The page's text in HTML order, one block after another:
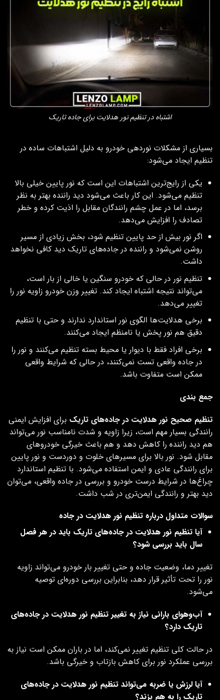
اشتباه در تنظیم نور هدلایت برای جاده‌ تاریک
بسیاری از مشکلات نوردهی خودرو به دلیل اشتباهات ساده در
تنظیم ایجاد می‌شود:
یکی از رایج‌ترین اشتباهات این است که نور پایین خیلی بالا
تنظیم می‌شود. این کار باعث می‌شود دید راننده بهتر به نظر
برسد، اما در عمل چشم رانندگان مقابل را اذیت کرده و خطر
تصادف را افزایش می‌دهد.
اگر نور بیش از حد پایین تنظیم شود، بخش زیادی از مسیر
روشن نمی‌شود و راننده در جاده‌های تاریک دید کافی نخواهد
داشت.
تنظیم نور در حالی که خودرو سنگین یا خالی از بار است،
می‌تواند نتیجه اشتباه ایجاد کند. تغییر وزن خودرو زاویه نور را
تغییر می‌دهد.
برخی هدلایت‌ها الگوی نور استاندارد ندارند و حتی با تنظیم
دقیق هم نور پخش یا نامنظم ایجاد می‌کنند.
برخی افراد فقط با دیوار یا محیط بسته تنظیم می‌کنند و نور را
در جاده واقعی تست نمی‌کنند، در حالی که شرایط واقعی
ممکن است متفاوت باشد.
جمع بندی
تنظیم صحیح نور هدلایت در جاده‌های تاریک برای افزایش ایمنی
رانندگی بسیار مهم است، زیرا زاویه و شدت نامناسب نور می‌تواند
هم دید راننده را کاهش دهد و هم باعث خیرگی خودروهای
مقابل شود. نور بالا برای مسیرهای خلوت و دوردست و نور پایین
برای رانندگی عادی و ایمن استفاده می‌شود. با تنظیم استاندارد
چراغ‌ها در شرایط درست خودرو و بررسی در جاده واقعی، می‌توان
دید بهتر و رانندگی ایمن‌تری در شب داشت.
سوالات متداول درباره تنظیم نور هدلایت در جاده
آیا تنظیم نور هدلایت در جاده‌های تاریک باید در هر فصل
سال باید بررسی شود؟
تغییر دما، وضعیت جاده و حتی تغییر بار خودرو می‌تواند زاویه
نور را تحت تأثیر قرار دهد، بنابراین بررسی دوره‌ای توصیه
می‌شود.
آب‌وهوای بارانی نیاز به تغییر تنظیم نور هدلایت در جاده‌های
تاریک دارد؟
در حالت کلی تنظیم تغییر نمی‌کند، اما در باران ممکن است نیاز به
بررسی عملکرد نور برای کاهش بازتاب و خیرگی باشد.
آیا لرزش یا ضربه می‌تواند تنظیم نور هدلایت در جاده‌های
تاریک را به هم بزند؟